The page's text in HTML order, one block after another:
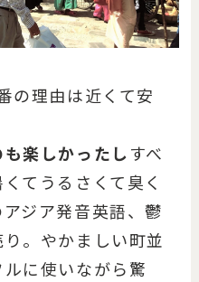
の理由は近くて安
楽しかったしすべ
てうるさくて臭く
ジア発音英語、鬱
。やかましい町並
に使いながら驚